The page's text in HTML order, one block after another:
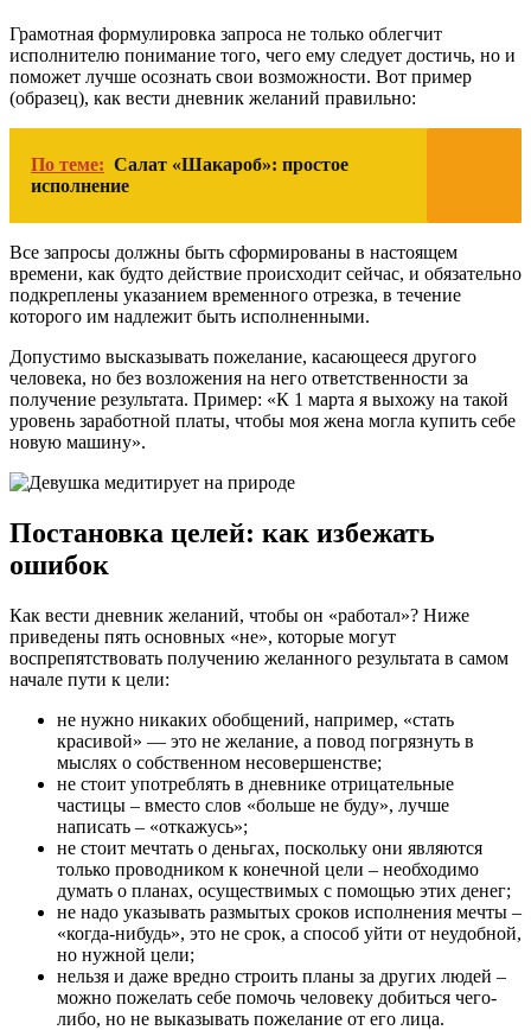
Грамотная формулировка запроса не только облегчит
исполнителю понимание того, чего ему следует достичь, но и
поможет лучше осознать свои возможности. Вот пример
(образец), как вести дневник желаний правильно:
По теме: Салат «Шакароб»: простое
исполнение
Все запросы должны быть сформированы в настоящем
времени, как будто действие происходит сейчас, и обязательно
подкреплены указанием временного отрезка, в течение
которого им надлежит быть исполненными.
Допустимо высказывать пожелание, касающееся другого
человека, но без возложения на него ответственности за
получение результата. Пример: «К 1 марта я выхожу на такой
уровень заработной платы, чтобы моя жена могла купить себе
новую машину».
Постановка целей: как избежать
ошибок
Как вести дневник желаний, чтобы он «работал»? Ниже
приведены пять основных «не», которые могут
воспрепятствовать получению желанного результата в самом
начале пути к цели:
не нужно никаких обобщений, например, «стать
красивой» — это не желание, а повод погрязнуть в
мыслях о собственном несовершенстве;
не стоит употреблять в дневнике отрицательные
частицы – вместо слов «больше не буду», лучше
написать – «откажусь»;
не стоит мечтать о деньгах, поскольку они являются
только проводником к конечной цели – необходимо
думать о планах, осуществимых с помощью этих денег;
не надо указывать размытых сроков исполнения мечты –
«когда-нибудь», это не срок, а способ уйти от неудобной,
но нужной цели;
нельзя и даже вредно строить планы за других людей –
можно пожелать себе помочь человеку добиться чего-
либо, но не выказывать пожелание от его лица.